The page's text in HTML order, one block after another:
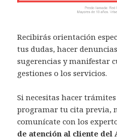
Recibirás orientación
tus dudas, hacer
sugerencias y manifestar
gestiones o los servicios.
Si necesitas hacer
programar tu cita previa,
comunícate con los
de atención al cliente del